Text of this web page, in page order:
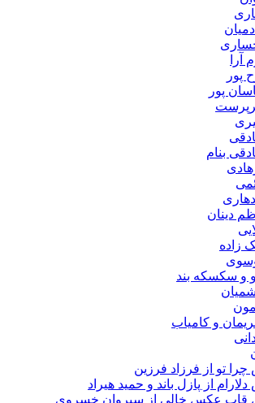
پور
پور
بنام
دینان
زاده
و سکسکه بند
و کامیاب
تو از فرزاد فرزین
از پازل باند و حمید هیراد
قاب عکس خالی از سیروان خسروی